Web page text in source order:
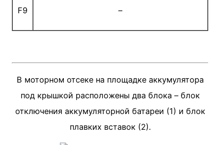
F9 –
В моторном отсеке на площадке аккумулятора
под крышкой расположены два блока – блок
отключения аккумуляторной батареи (1) и блок
плавких вставок (2).